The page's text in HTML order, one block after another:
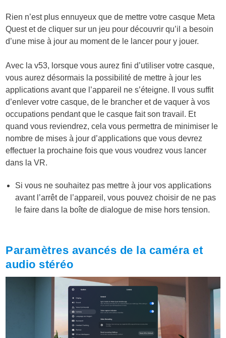
Rien n’est plus ennuyeux que de mettre votre casque Meta
Quest et de cliquer sur un jeu pour découvrir qu’il a besoin
d’une mise à jour au moment de le lancer pour y jouer.
Avec la v53, lorsque vous aurez fini d’utiliser votre casque,
vous aurez désormais la possibilité de mettre à jour les
applications avant que l’appareil ne s’éteigne. Il vous suffit
d’enlever votre casque, de le brancher et de vaquer à vos
occupations pendant que le casque fait son travail. Et
quand vous reviendrez, cela vous permettra de minimiser le
nombre de mises à jour d’applications que vous devrez
effectuer la prochaine fois que vous voudrez vous lancer
dans la VR.
Si vous ne souhaitez pas mettre à jour vos applications
avant l’arrêt de l’appareil, vous pouvez choisir de ne pas
le faire dans la boîte de dialogue de mise hors tension.
Paramètres avancés de la caméra et
audio stéréo